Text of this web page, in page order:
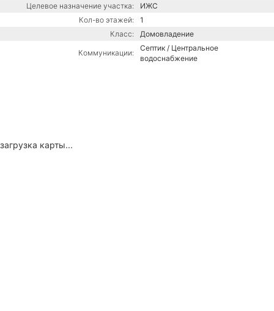
Целевое назначение участка:
ИЖС
Кол-во этажей:
1
Класс:
Домовладение
Коммуникации:
Септик / Центральное
водоснабжение
загрузка карты...